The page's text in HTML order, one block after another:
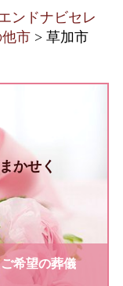
ンドナビセレ
市 > 草加市
かせく
希望の葬儀